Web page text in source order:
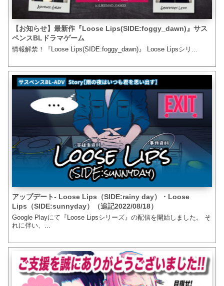
【お知らせ】最新作『Loose Lips(SIDE:foggy_dawn)』サス
ペンスBLドラマゲーム
情報解禁！『Loose Lips(SIDE:foggy_dawn)』 Loose Lipsシリ...
アップデート- Loose Lips（SIDE:rainy day）・Loose
Lips（SIDE:sunnyday）（追記2022/08/18）
Google Playにて『Loose Lipsシリーズ』の配信を開始しました。 そ
れに伴い、...